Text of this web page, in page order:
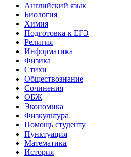
Английский язык
Биология
Химия
Подготовка к ЕГЭ
Религия
Информатика
Физика
Стихи
Обществознание
Сочинения
ОБЖ
Экономика
Физкультура
Помощь студенту
Пунктуация
Математика
История